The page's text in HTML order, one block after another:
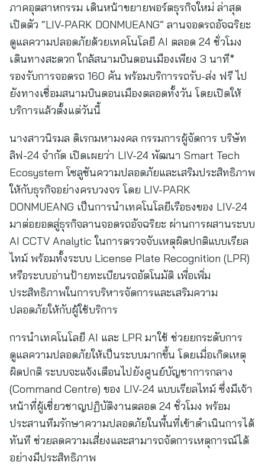
ภาคอุตสาหกรรม เดินหน้าขยายพอร์ตธุรกิจใหม่ ล่าสุด
เปิดตัว “LIV-PARK DONMUEANG” ลานจอดรถอัจฉริยะ
ดูแลความปลอดภัยด้วยเทคโนโลยี AI ตลอด 24 ชั่วโมง
เดินทางสะดวก ใกล้สนามบินดอนเมืองเพียง 3 นาที*
รองรับการจอดรถ 160 คัน พร้อมบริการรถรับ-ส่ง ฟรี ไป
ยังทางเชื่อมสนามบินดอนเมืองตลอดทั้งวัน โดยเปิดให้
บริการแล้วตั้งแต่วันนี้
นางสาวนิรมล ดิเรกมหามงคล กรรมการผู้จัดการ บริษัท
ลิฟ-24 จำกัด เปิดเผยว่า LIV-24 พัฒนา Smart Tech
Ecosystem โซลูชันความปลอดภัยและเสริมประสิทธิภาพ
ให้กับธุรกิจอย่างครบวงจร โดย LIV-PARK
DONMUEANG เป็นการนำเทคโนโลยีเรือธงของ LIV-24
มาต่อยอดสู่ธุรกิจลานจอดรถอัจฉริยะ ผ่านการผสานระบบ
AI CCTV Analytic ในการตรวจจับเหตุผิดปกติแบบเรียล
ไทม์ พร้อมทั้งระบบ License Plate Recognition (LPR)
หรือระบบอ่านป้ายทะเบียนรถอัตโนมัติ เพื่อเพิ่ม
ประสิทธิภาพในการบริหารจัดการและเสริมความ
ปลอดภัยให้กับผู้ใช้บริการ
การนำเทคโนโลยี AI และ LPR มาใช้ ช่วยยกระดับการ
ดูแลความปลอดภัยให้เป็นระบบมากขึ้น โดยเมื่อเกิดเหตุ
ผิดปกติ ระบบจะแจ้งเตือนไปยังศูนย์บัญชาการกลาง
(Command Centre) ของ LIV-24 แบบเรียลไทม์ ซึ่งมีเจ้า
หน้าที่ผู้เชี่ยวชาญปฏิบัติงานตลอด 24 ชั่วโมง พร้อม
ประสานทีมรักษาความปลอดภัยในพื้นที่เข้าดำเนินการได้
ทันที ช่วยลดความเสี่ยงและสามารถจัดการเหตุการณ์ได้
อย่างมีประสิทธิภาพ